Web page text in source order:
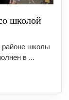
школой
районе школы
в ...